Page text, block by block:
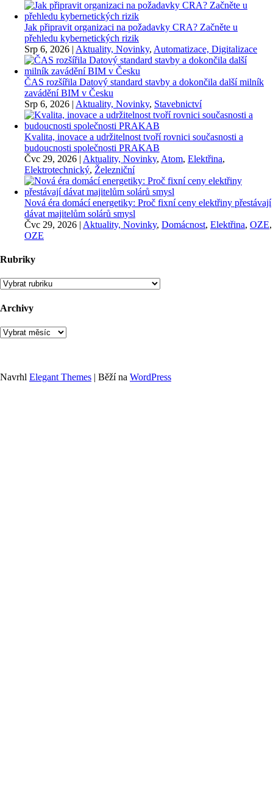
Jak připravit organizaci na požadavky CRA? Začněte u
přehledu kybernetických rizik
Srp 6, 2026 | Aktuality, Novinky, Automatizace, Digitalizace
ČAS rozšířila Datový standard stavby a dokončila další milník
zavádění BIM v Česku
Srp 6, 2026 | Aktuality, Novinky, Stavebnictví
Kvalita, inovace a udržitelnost tvoří rovnici současnosti a
budoucnosti společnosti PRAKAB
Čvc 29, 2026 | Aktuality, Novinky, Atom, Elektřina,
Elektrotechnický, Železniční
Nová éra domácí energetiky: Proč fixní ceny elektřiny přestávají
dávat majitelům solárů smysl
Čvc 29, 2026 | Aktuality, Novinky, Domácnost, Elektřina, OZE,
OZE
Rubriky
Rubriky
Archivy
Archivy
Navrhl Elegant Themes | Běží na WordPress